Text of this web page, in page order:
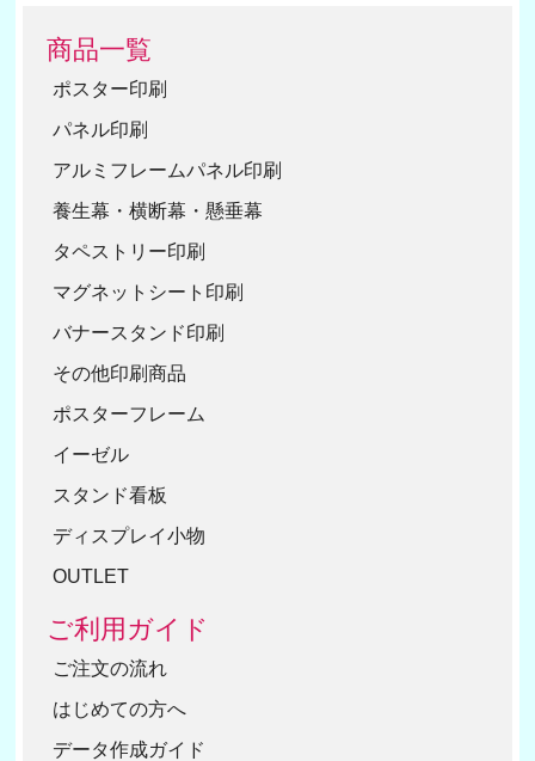
50
商品一覧
ポスター印刷
パネル印刷
アルミフレームパネル印刷
養生幕・横断幕・懸垂幕
タペストリー印刷
マグネットシート印刷
バナースタンド印刷
その他印刷商品
ポスターフレーム
イーゼル
スタンド看板
ディスプレイ小物
OUTLET
ご利用ガイド
ご注文の流れ
はじめての方へ
データ作成ガイド